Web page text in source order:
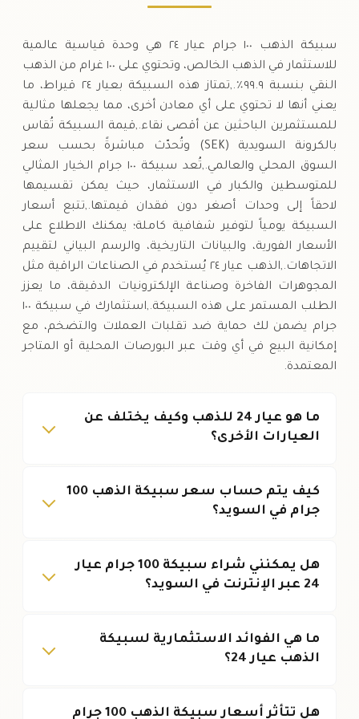
سبيكة الذهب ١٠٠ جرام عيار ٢٤ هي وحدة قياسية عالمية
للاستثمار في الذهب الخالص، وتحتوي على ١٠٠ غرام من الذهب
النقي بنسبة ٩٩.٩٪.,تمتاز هذه السبيكة بعيار ٢٤ قيراط، ما
يعني أنها لا تحتوي على أي معادن أخرى، مما يجعلها مثالية
للمستثمرين الباحثين عن أقصى نقاء.,قيمة السبيكة تُقاس
بالكرونة السويدية (SEK) وتُحدّث مباشرةً بحسب سعر
السوق المحلي والعالمي.,تُعد سبيكة ١٠٠ جرام الخيار المثالي
للمتوسطين والكبار في الاستثمار، حيث يمكن تقسيمها
لاحقاً إلى وحدات أصغر دون فقدان قيمتها.,تتبع أسعار
السبيكة يومياً لتوفير شفافية كاملة؛ يمكنك الاطلاع على
الأسعار الفورية، والبيانات التاريخية، والرسم البياني لتقييم
الاتجاهات.,الذهب عيار ٢٤ يُستخدم في الصناعات الراقية مثل
المجوهرات الفاخرة وصناعة الإلكترونيات الدقيقة، ما يعزز
الطلب المستمر على هذه السبيكة.,استثمارك في سبيكة ١٠٠
جرام يضمن لك حماية ضد تقلبات العملات والتضخم، مع
إمكانية البيع في أي وقت عبر البورصات المحلية أو المتاجر
المعتمدة.
ما هو عيار 24 للذهب وكيف يختلف عن
العيارات الأخرى؟
كيف يتم حساب سعر سبيكة الذهب 100
جرام في السويد؟
هل يمكنني شراء سبيكة 100 جرام عيار
24 عبر الإنترنت في السويد؟
ما هي الفوائد الاستثمارية لسبيكة
الذهب عيار 24؟
هل تتأثر أسعار سبيكة الذهب 100 جرام